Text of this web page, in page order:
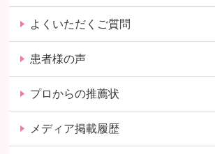
よくいただくご質問
患者様の声
プロからの推薦状
メディア掲載履歴